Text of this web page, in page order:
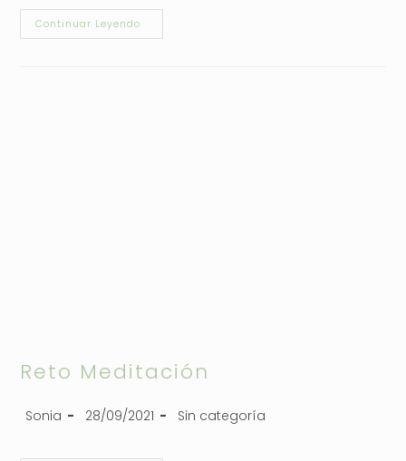
Continuar Leyendo
Reto Meditación
Sonia 28/09/2021 Sin categoría